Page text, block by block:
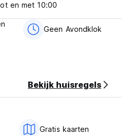
en met 10:00
Geen Avondklok
Bekijk huisregels
Gratis kaarten